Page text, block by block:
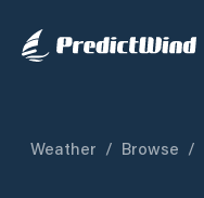
Weather / Browse /